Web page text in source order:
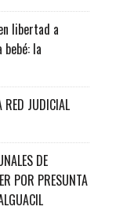
libertad a
la
RED JUDICIAL
DE
POR PRESUNTA